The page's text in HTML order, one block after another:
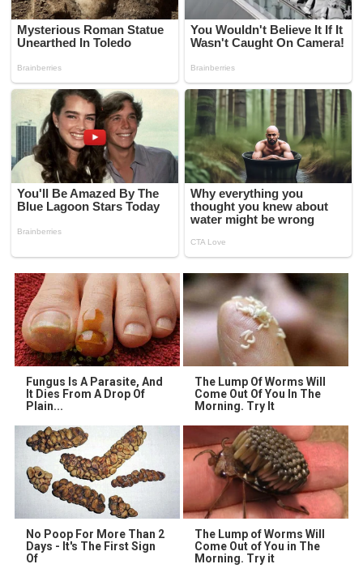
Fungus Is A Parasite, And
It Dies From A Drop Of
Plain...
The Lump Of Worms Will
Come Out Of You In The
Morning. Try It
No Poop For More Than 2
Days - It's The First Sign
Of
The Lump of Worms Will
Come Out of You in The
Morning. Try it